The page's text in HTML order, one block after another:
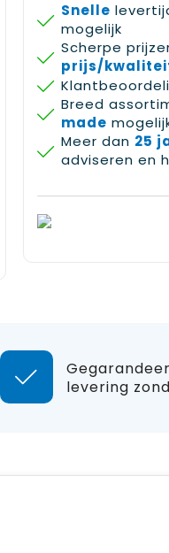
Snelle
mogelijk
Scherpe
prijs/
Breed
made
Meer dan 25
adviseren en
levering